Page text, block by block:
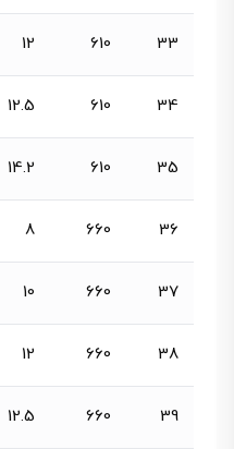
33
610
12
34
610
12.5
35
610
14.2
36
660
8
37
660
10
38
660
12
39
660
12.5